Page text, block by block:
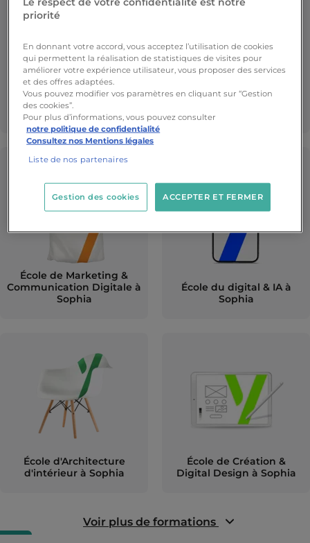
École de Bâtiment
Numérique à Sophia
École d'Intelligence
Artificielle & Data à
École de Marketing &
Communication Digitale à
Sophia
École du digital & IA à
Sophia
École d'Architecture
d'intérieur à Sophia
École de Création &
Digital Design à Sophia
Voir plus de formations
priorité
En donnant votre accord, vous acceptez l’utilisation de cookies
qui permettent la réalisation de statistiques de visites pour
améliorer votre expérience utilisateur, vous proposer des services
et des offres adaptées.
Vous pouvez modifier vos paramètres en cliquant sur “Gestion
des cookies”.
Pour plus d’informations, vous pouvez consulter
notre politique de confidentialité
Consultez nos Mentions légales
Liste de nos partenaires
ACCEPTER ET FERMER
Gestion des cookies